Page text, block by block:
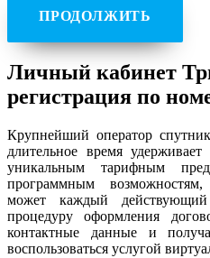
ПРОДОЛЖИТЬ
Личный кабинет
регистрация по
Крупнейший оператор
длительное время
уникальным тарифным
программным возможностям,
может каждый
процедуру оформления
контактные данные и
воспользоваться услугой